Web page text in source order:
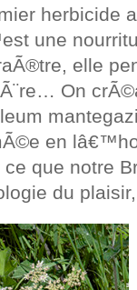
herbicide
une
elle
On
en
ce que notre
du